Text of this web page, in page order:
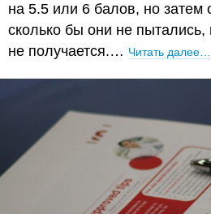
на 5.5 или 6 балов, но затем
сколько бы они не
не получается.… Читать далее…